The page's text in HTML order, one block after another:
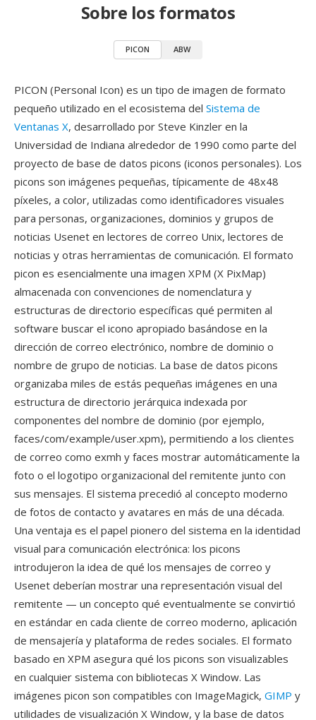
Sobre los formatos
PICON ABW
PICON (Personal Icon) es un tipo de imagen de formato
pequeño utilizado en el ecosistema del Sistema de
Ventanas X, desarrollado por Steve Kinzler en la
Universidad de Indiana alrededor de 1990 como parte del
proyecto de base de datos picons (iconos personales). Los
picons son imágenes pequeñas, típicamente de 48x48
píxeles, a color, utilizadas como identificadores visuales
para personas, organizaciones, dominios y grupos de
noticias Usenet en lectores de correo Unix, lectores de
noticias y otras herramientas de comunicación. El formato
picon es esencialmente una imagen XPM (X PixMap)
almacenada con convenciones de nomenclatura y
estructuras de directorio específicas qué permiten al
software buscar el icono apropiado basándose en la
dirección de correo electrónico, nombre de dominio o
nombre de grupo de noticias. La base de datos picons
organizaba miles de estás pequeñas imágenes en una
estructura de directorio jerárquica indexada por
componentes del nombre de dominio (por ejemplo,
faces/com/example/user.xpm), permitiendo a los clientes
de correo como exmh y faces mostrar automáticamente la
foto o el logotipo organizacional del remitente junto con
sus mensajes. El sistema precedió al concepto moderno
de fotos de contacto y avatares en más de una década.
Una ventaja es el papel pionero del sistema en la identidad
visual para comunicación electrónica: los picons
introdujeron la idea de qué los mensajes de correo y
Usenet deberían mostrar una representación visual del
remitente — un concepto qué eventualmente se convirtió
en estándar en cada cliente de correo moderno, aplicación
de mensajería y plataforma de redes sociales. El formato
basado en XPM asegura qué los picons son visualizables
en cualquier sistema con bibliotecas X Window. Las
imágenes picon son compatibles con ImageMagick, GIMP y
utilidades de visualización X Window, y la base de datos